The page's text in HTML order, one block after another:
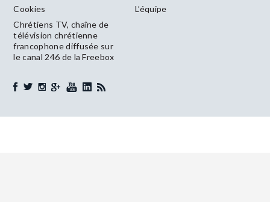
Cookies
L’équipe
Chrétiens TV, chaîne de
télévision chrétienne
francophone diffusée sur
le canal 246 de la Freebox